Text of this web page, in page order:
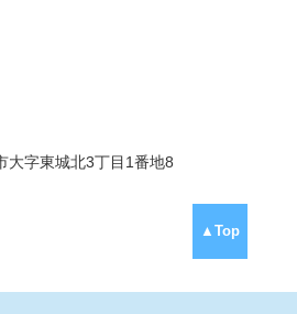
字東城北3丁目1番地8
▲Top